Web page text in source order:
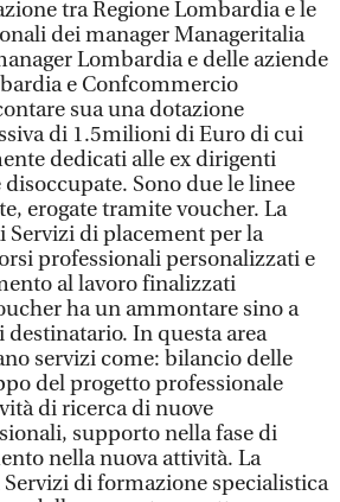
tra Regione Lombardia e le
dei manager Manageritalia
Lombardia e delle aziende
e Confcommercio
sua una dotazione
di 1.5milioni di Euro di cui
dedicati alle ex dirigenti
Sono due le linee
erogate tramite voucher. La
Servizi di placement per la
professionali personalizzati e
al lavoro finalizzati
ha un ammontare sino a
In questa area
servizi come: bilancio delle
del progetto professionale
di ricerca di nuove
supporto nella fase di
nella nuova attività. La
Servizi di formazione specialistica